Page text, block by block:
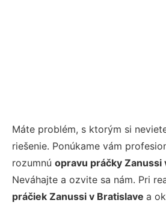
Máte problém, s ktorým si
riešenie. Ponúkame vám
rozumnú opravu práčky Zanussi
Neváhajte a ozvite sa nám. Pri
práčiek Zanussi v Bratislave a